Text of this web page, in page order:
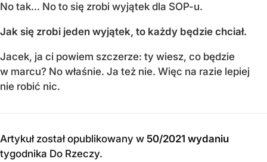
No tak... No to się zrobi wyjątek dla SOP-u.
Jak się zrobi jeden wyjątek, to każdy będzie chciał.
Jacek, ja ci powiem szczerze: ty wiesz, co będzie
w marcu? No właśnie. Ja też nie. Więc na razie lepiej
nie robić nic.
Artykuł został opublikowany w 50/2021 wydaniu
tygodnika Do Rzeczy.